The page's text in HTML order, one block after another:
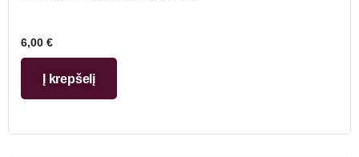
6,00 €
Į krepšelį